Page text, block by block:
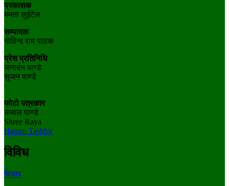
प्रकाशक
ममता लुईटेल
सम्पादक
गोविन्द राम पाठक
प्रेस प्रतिनिधि
जनार्दन पाण्डे
सुजन पाण्डे
फोटो पत्रकार
उज्वल पाण्डे
Shree Raya
Hamro Tashbir
विविध
बिचार